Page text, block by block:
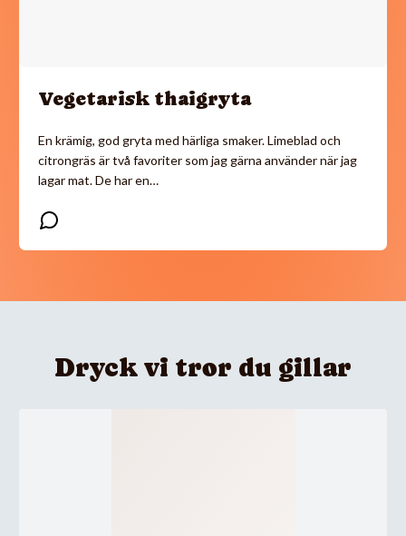
Vegetarisk thaigryta
En krämig, god gryta med härliga smaker. Limeblad och
citrongräs är två favoriter som jag gärna använder när jag
lagar mat. De har en…
Dryck vi tror du gillar